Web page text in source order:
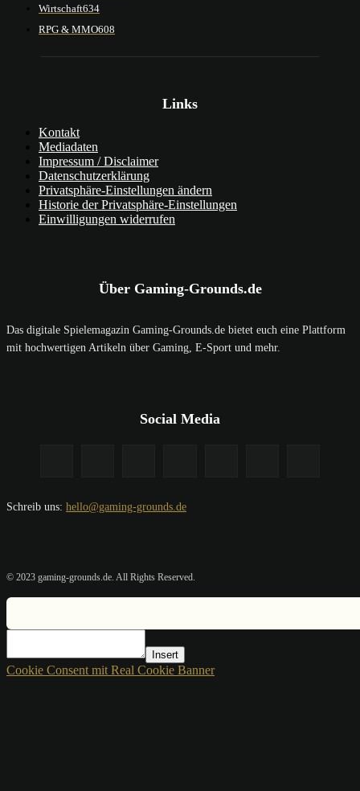
Wirtschaft634
RPG & MMO608
Links
Kontakt
Mediadaten
Impressum / Disclaimer
Datenschutzerklärung
Privatsphäre-Einstellungen ändern
Historie der Privatsphäre-Einstellungen
Einwilligungen widerrufen
Über Gaming-Grounds.de
Das digitale Spielemagazin Gaming-Grounds.de bietet euch eine Plattform
mit hochwertigen Artikeln über Gaming, E-Sport und mehr.
Social Media
Schreib uns: hello@gaming-grounds.de
© 2023 gaming-grounds.de. All Rights Reserved.
Insert
Cookie Consent mit Real Cookie Banner